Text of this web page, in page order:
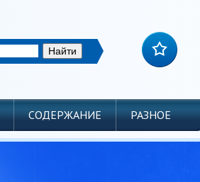
СОДЕРЖАНИЕ РАЗНОЕ